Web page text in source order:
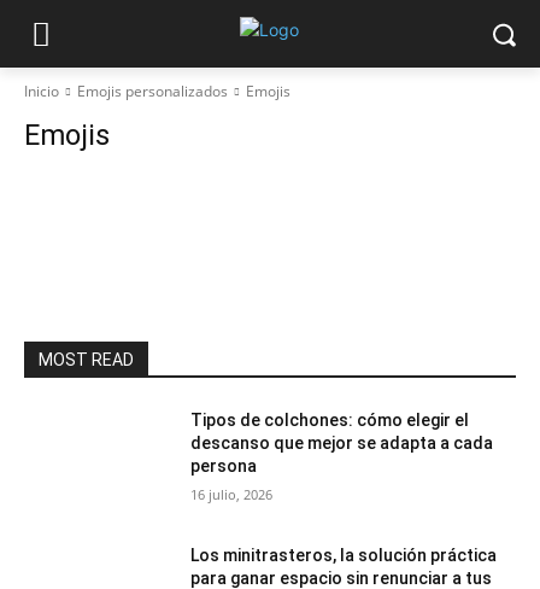
Inicio Emojis personalizados Emojis
Emojis
MOST READ
Tipos de colchones: cómo elegir el
descanso que mejor se adapta a cada
persona
16 julio, 2026
Los minitrasteros, la solución práctica
para ganar espacio sin renunciar a tus